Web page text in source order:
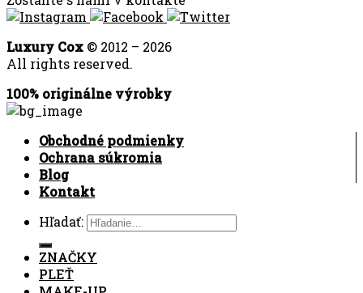
Luxury Cox © 2012 – 2026
All rights reserved.
100% originálne výrobky
Obchodné podmienky
Ochrana súkromia
Blog
Kontakt
Hľadať:
ZNAČKY
PLEŤ